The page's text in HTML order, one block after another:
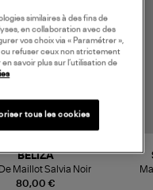
80,00 €
BELIZA
Maillot Salvia Noir
similaires à des fins de
en collaboration avec des
vos choix via « Paramétrer »,
ou refuser ceux non strictement
savoir plus sur l’utilisation de
tous les cookies